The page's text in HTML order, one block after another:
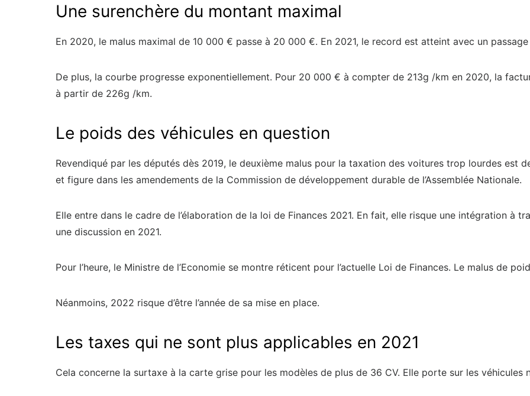
Une surenchère du montant maximal
En 2020, le malus maximal de 10 000 € passe à 20 000 €. En 2021, le record est atteint avec un
De plus, la courbe progresse exponentiellement. Pour 20 000 € à compter de 213g /km en 2020, la
à partir de 226g /km.
Le poids des véhicules en question
Revendiqué par les députés dès 2019, le deuxième malus pour la taxation des voitures trop lourdes est
et figure dans les amendements de la Commission de développement durable de l’Assemblée Nationale.
Elle entre dans le cadre de l’élaboration de la loi de Finances 2021. En fait, elle risque une intégration à
une discussion en 2021.
Pour l’heure, le Ministre de l’Economie se montre réticent pour l’actuelle Loi de Finances. Le malus de
Néanmoins, 2022 risque d’être l’année de sa mise en place.
Les taxes qui ne sont plus applicables en 2021
Cela concerne la surtaxe à la carte grise pour les modèles de plus de 36 CV. Elle porte sur les véhicules